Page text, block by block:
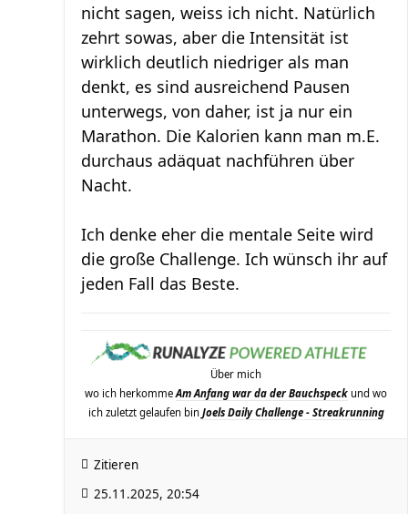
nicht sagen, weiss ich nicht. Natürlich
zehrt sowas, aber die Intensität ist
wirklich deutlich niedriger als man
denkt, es sind ausreichend Pausen
unterwegs, von daher, ist ja nur ein
Marathon. Die Kalorien kann man m.E.
durchaus adäquat nachführen über
Nacht.
Ich denke eher die mentale Seite wird
die große Challenge. Ich wünsch ihr auf
jeden Fall das Beste.
Über mich
wo ich herkomme Am Anfang war da der Bauchspeck und wo
ich zuletzt gelaufen bin Joels Daily Challenge - Streakrunning
Zitieren
25.11.2025, 20:54